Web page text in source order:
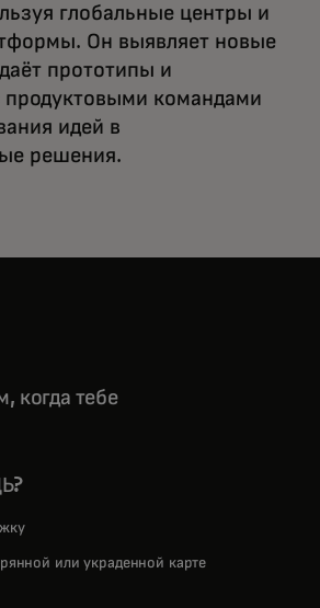
глобальные центры и
Он выявляет новые
прототипы и
продуктовыми командами
идей в
решения.
когда тебе
или украденной карте